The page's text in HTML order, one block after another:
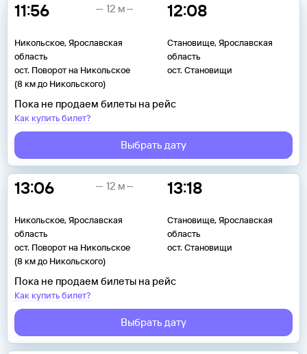
11:56
Никольское, Ярославская
область
ост. Поворот на Никольское
(8 км до Никольского)
12:08
Становище, Ярославская
область
ост. Становищи
12 м
Пока не продаем билеты на рейс
Как купить билет?
Выбрать дату
13:06
Никольское, Ярославская
область
ост. Поворот на Никольское
(8 км до Никольского)
13:18
Становище, Ярославская
область
ост. Становищи
12 м
Пока не продаем билеты на рейс
Как купить билет?
Выбрать дату